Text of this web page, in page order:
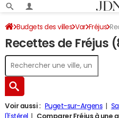
Budgets des villes Var Fréjus
Recettes de Fréjus
Voir aussi : Puget-sur-Argens
l'Estérel
Comparer Fréjus à une